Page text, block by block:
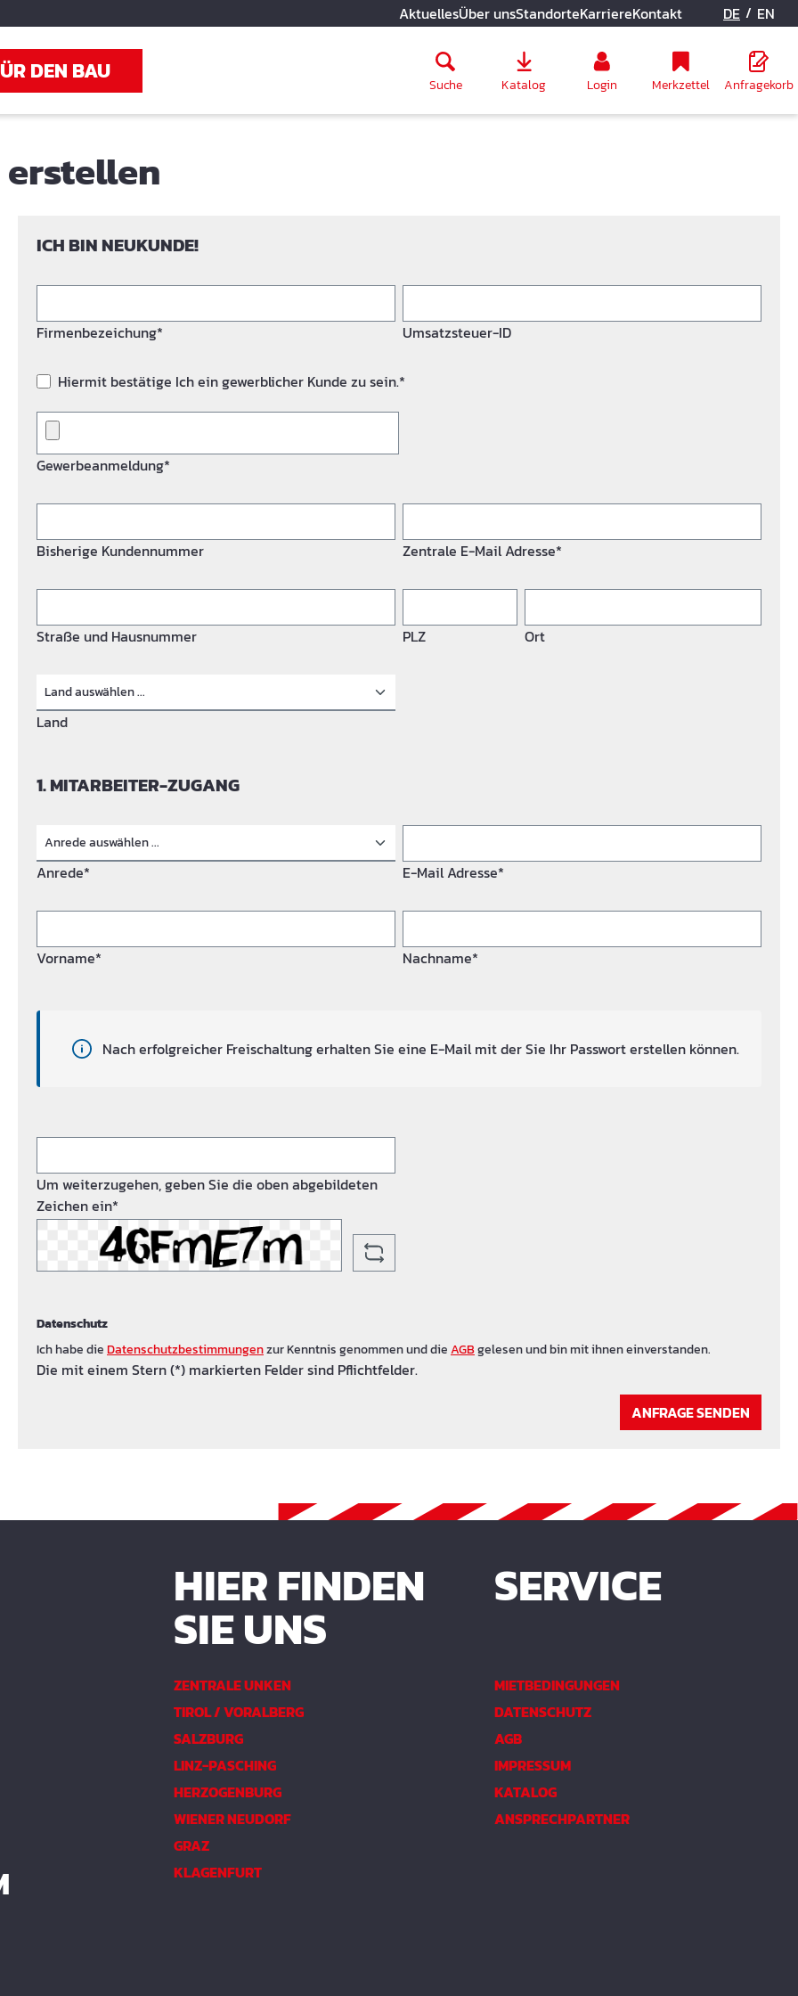
AktuellesÜber unsStandorteKarriereKontakt DE / EN
DEN BAU Suche Katalog Login Merkzettel Anfragekorb
ICH BIN NEUKUNDE!
Firmenbezeichung* Umsatzsteuer-ID
Hiermit bestätige Ich ein gewerblicher Kunde zu sein.*
Gewerbeanmeldung*
Bisherige Kundennummer Zentrale E-Mail Adresse*
Straße und Hausnummer PLZ Ort
Land
1. MITARBEITER-ZUGANG
Anrede* E-Mail Adresse*
Vorname* Nachname*
Nach erfolgreicher Freischaltung erhalten Sie eine E-Mail mit der Sie Ihr Passwort erstellen können.
Um weiterzugehen, geben Sie die oben abgebildeten
Zeichen ein*
Datenschutz
Ich habe dieDatenschutzbestimmungenzur Kenntnis genommen und dieAGBgelesen und bin mit ihnen einverstanden.
Die mit einem Stern (*) markierten Felder sind Pflichtfelder.
ANFRAGE SENDEN
HIER FINDEN
SIE UNS
ZENTRALE UNKEN
TIROL / VORALBERG
SALZBURG
LINZ-PASCHING
HERZOGENBURG
WIENER NEUDORF
GRAZ
KLAGENFURT
SERVICE
MIETBEDINGUNGEN
DATENSCHUTZ
AGB
IMPRESSUM
KATALOG
ANSPRECHPARTNER